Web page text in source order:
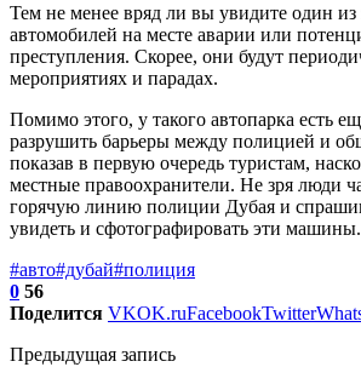
Тем не менее вряд ли вы увидите один из
автомобилей на месте аварии или
преступления. Скорее, они будут
мероприятиях и парадах.
Помимо этого, у такого автопарка есть
разрушить барьеры между полицией и
показав в первую очередь туристам,
местные правоохранители. Не зря люди
горячую линию полиции Дубая и
увидеть и сфотографировать эти машины.
#авто#дубай#полиция
0 56
Поделится VKOK.ruFacebookTwitter
Предыдущая запись